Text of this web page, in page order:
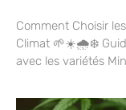
Comment Choisir
Climat 🌱☀️🌧️❄️
avec les variétés